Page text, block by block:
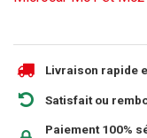
Livraison rapide
Satisfait ou
Paiement 100%